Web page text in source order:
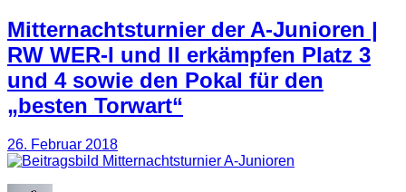
Mitternachtsturnier der A-Junioren |
RW WER-I und II erkämpfen Platz 3
und 4 sowie den Pokal für den
„besten Torwart“
26. Februar 2018